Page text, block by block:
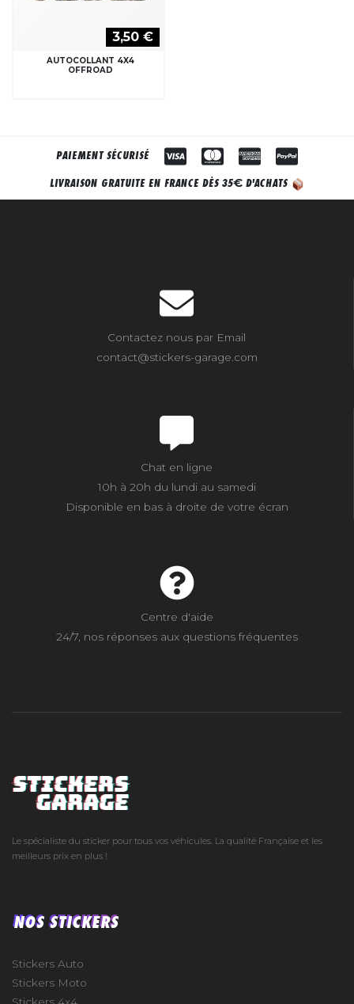
3,50 €
AUTOCOLLANT 4X4
OFFROAD
PAIEMENT SÉCURISÉ
LIVRAISON GRATUITE EN FRANCE DÈS 35€ D'ACHATS
Contactez nous par Email
contact@stickers-garage.com
Chat en ligne
10h à 20h du lundi au samedi
Disponible en bas à droite de votre écran
Centre d'aide
24/7, nos réponses aux questions fréquentes
Le spécialiste du sticker pour tous vos véhicules. La qualité Française et les
meilleurs prix en plus !
NOS STICKERS
Stickers Auto
Stickers Moto